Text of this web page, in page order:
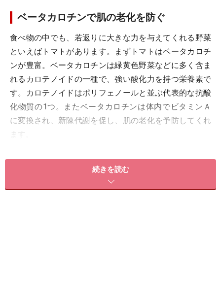
ベータカロチンで肌の老化を防ぐ
食べ物の中でも、若返りに大きな力を与えてくれる野菜
といえばトマトがあります。まずトマトはベータカロチ
ンが豊富。ベータカロチンは緑黄色野菜などに多く含ま
れるカロテノイドの一種で、強い酸化力を持つ栄養素で
す。カロテノイドはポリフェノールと並ぶ代表的な抗酸
化物質の1つ。またベータカロチンは体内でビタミンＡ
に変換され、新陳代謝を促し、肌の老化を予防してくれ
ます。
続きを読む